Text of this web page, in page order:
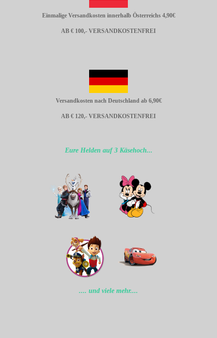
Einmalige Versandkosten innerhalb Österreichs 4,90€
AB € 100,- VERSANDKOSTENFREI
Versandkosten nach Deutschland ab 6,90€
AB € 120,- VERSANDKOSTENFREI
Eure Helden auf 3 Käsehoch...
.... und viele mehr....